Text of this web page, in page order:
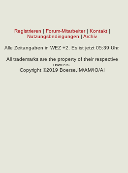
Registrieren | Forum-Mitarbeiter| Kontakt|
Nutzungsbedingungen | Archiv
Alle Zeitangaben in WEZ +2. Es ist jetzt 05:39 Uhr.
All trademarks are the property of their respective
owners.
Copyright ©2019 Boerse.IM/AM/IO/AI